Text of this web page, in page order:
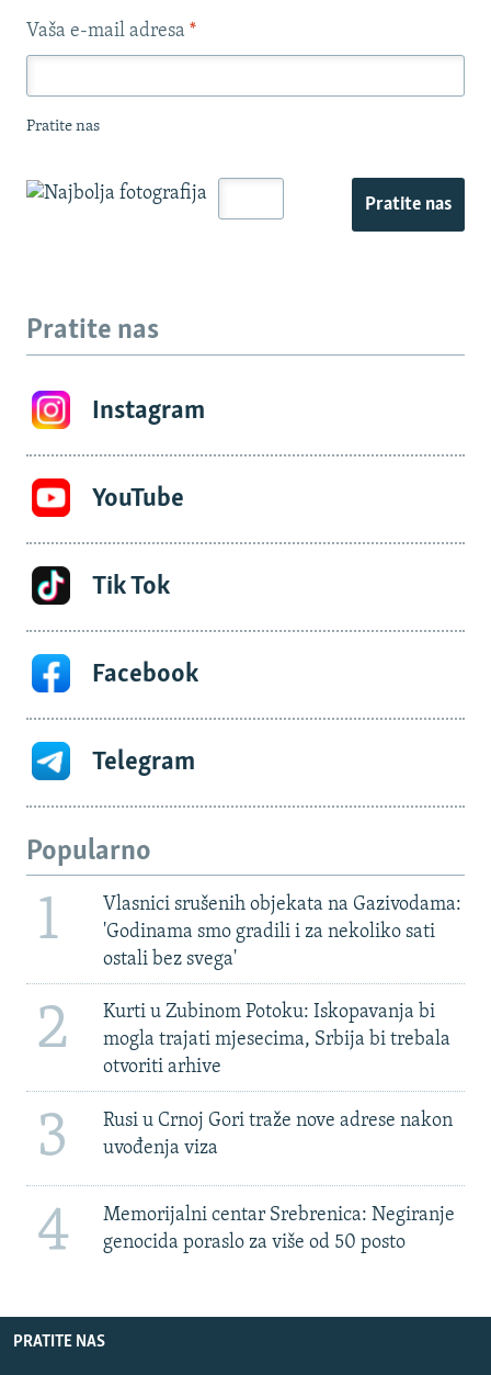
Vaša e-mail adresa *
Pratite nas
Pratite nas
Pratite nas
Instagram
YouTube
Tik Tok
Facebook
Telegram
Popularno
1
Vlasnici srušenih objekata na Gazivodama:
'Godinama smo gradili i za nekoliko sati
ostali bez svega'
2
Kurti u Zubinom Potoku: Iskopavanja bi
mogla trajati mjesecima, Srbija bi trebala
otvoriti arhive
3
Rusi u Crnoj Gori traže nove adrese nakon
uvođenja viza
4
Memorijalni centar Srebrenica: Negiranje
genocida poraslo za više od 50 posto
PRATITE NAS